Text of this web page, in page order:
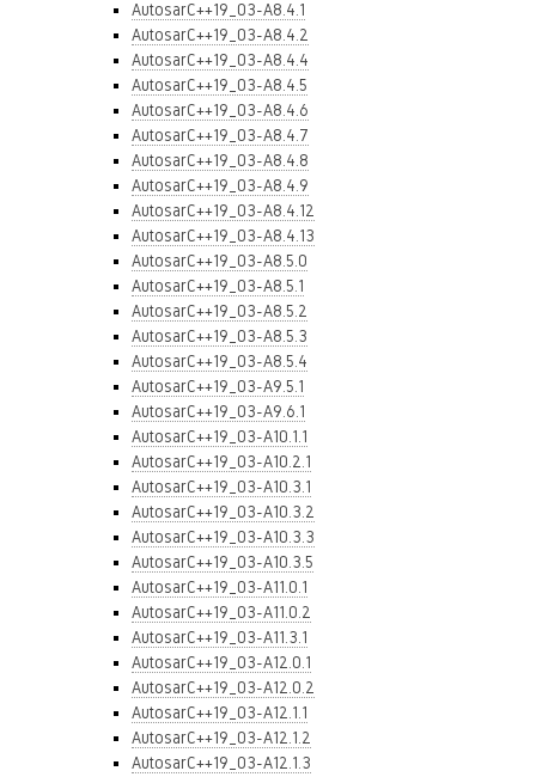
AutosarC++19_03-A8.4.1
AutosarC++19_03-A8.4.2
AutosarC++19_03-A8.4.4
AutosarC++19_03-A8.4.5
AutosarC++19_03-A8.4.6
AutosarC++19_03-A8.4.7
AutosarC++19_03-A8.4.8
AutosarC++19_03-A8.4.9
AutosarC++19_03-A8.4.12
AutosarC++19_03-A8.4.13
AutosarC++19_03-A8.5.0
AutosarC++19_03-A8.5.1
AutosarC++19_03-A8.5.2
AutosarC++19_03-A8.5.3
AutosarC++19_03-A8.5.4
AutosarC++19_03-A9.5.1
AutosarC++19_03-A9.6.1
AutosarC++19_03-A10.1.1
AutosarC++19_03-A10.2.1
AutosarC++19_03-A10.3.1
AutosarC++19_03-A10.3.2
AutosarC++19_03-A10.3.3
AutosarC++19_03-A10.3.5
AutosarC++19_03-A11.0.1
AutosarC++19_03-A11.0.2
AutosarC++19_03-A11.3.1
AutosarC++19_03-A12.0.1
AutosarC++19_03-A12.0.2
AutosarC++19_03-A12.1.1
AutosarC++19_03-A12.1.2
AutosarC++19_03-A12.1.3